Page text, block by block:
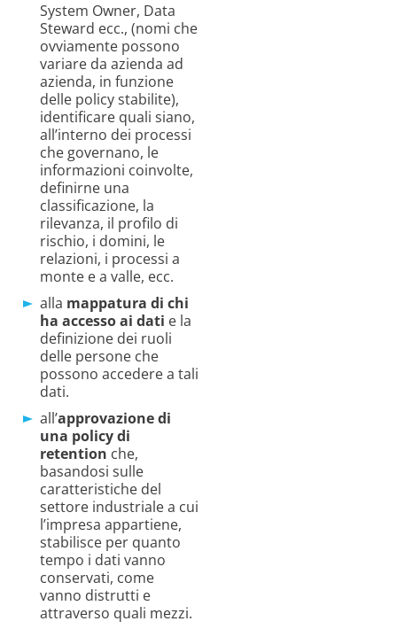
System Owner, Data
Steward ecc., (nomi che
ovviamente possono
variare da azienda ad
azienda, in funzione
delle policy stabilite),
identificare quali siano,
all’interno dei processi
che governano, le
informazioni coinvolte,
definirne una
classificazione, la
rilevanza, il profilo di
rischio, i domini, le
relazioni, i processi a
monte e a valle, ecc.
alla mappatura di chi
ha accesso ai dati e la
definizione dei ruoli
delle persone che
possono accedere a tali
dati.
all’approvazione di
una policy di
retention che,
basandosi sulle
caratteristiche del
settore industriale a cui
l’impresa appartiene,
stabilisce per quanto
tempo i dati vanno
conservati, come
vanno distrutti e
attraverso quali mezzi.